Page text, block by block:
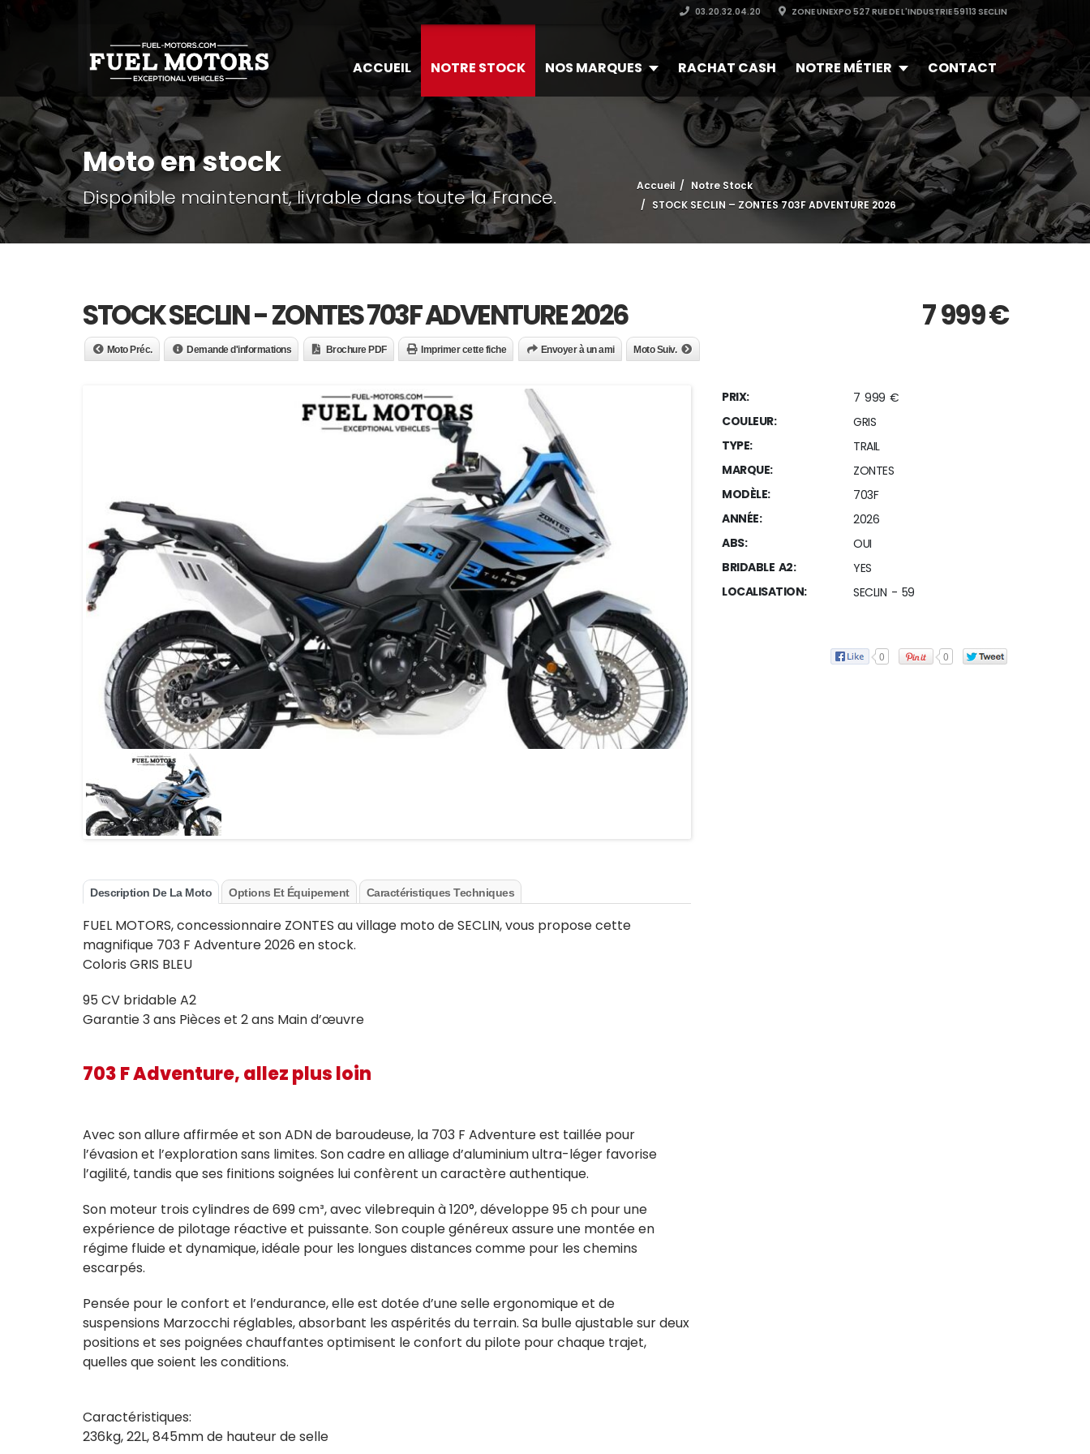
03.20.32.04.20 ZONE UNEXPO 527 RUE DE L'INDUSTRIE 59113 SECLIN
ACCUEIL NOTRE STOCK NOS MARQUES RACHAT CASH NOTRE MÉTIER CONTACT
Moto en stock
Disponible maintenant, livrable dans toute la France. Accueil
Notre Stock
STOCK SECLIN – ZONTES 703F ADVENTURE 2026
STOCK SECLIN - ZONTES 703F ADVENTURE 2026 7 999€
Moto Préc. Demande d'informations Brochure PDF Imprimer cette fiche Envoyer à un ami Moto Suiv.
Description De La Moto Options Et Équipement Caractéristiques Techniques
FUEL MOTORS, concessionnaire ZONTES au village moto de SECLIN, vous propose cette
magnifique 703 F Adventure 2026 en stock.
Coloris GRIS BLEU
95 CV bridable A2
Garantie 3 ans Pièces et 2 ans Main d’œuvre
703 F Adventure, allez plus loin
Avec son allure affirmée et son ADN de baroudeuse, la 703 F Adventure est taillée pour
l’évasion et l’exploration sans limites. Son cadre en alliage d’aluminium ultra-léger favorise
l’agilité, tandis que ses finitions soignées lui confèrent un caractère authentique.
Son moteur trois cylindres de 699 cm³, avec vilebrequin à 120°, développe 95 ch pour une
expérience de pilotage réactive et puissante. Son couple généreux assure une montée en
régime fluide et dynamique, idéale pour les longues distances comme pour les chemins
escarpés.
Pensée pour le confort et l’endurance, elle est dotée d’une selle ergonomique et de
suspensions Marzocchi réglables, absorbant les aspérités du terrain. Sa bulle ajustable sur deux
positions et ses poignées chauffantes optimisent le confort du pilote pour chaque trajet,
quelles que soient les conditions.
Caractéristiques:
236kg, 22L, 845mm de hauteur de selle
PRIX:
7 999 €
COULEUR:
GRIS
TYPE:
TRAIL
MARQUE:
ZONTES
MODÈLE:
703F
ANNÉE:
2026
ABS:
OUI
BRIDABLE A2:
YES
LOCALISATION:
SECLIN - 59
0 0